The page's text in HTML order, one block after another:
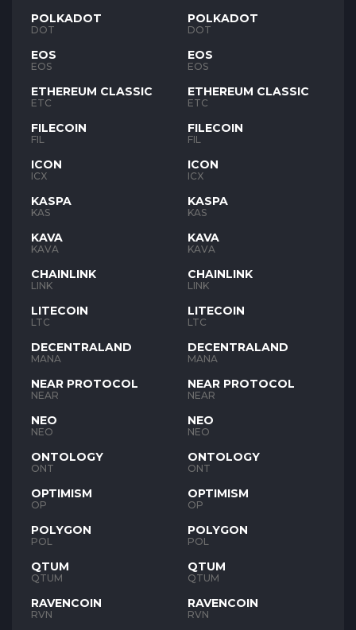
POLKADOT
DOT
EOS
EOS
ETHEREUM CLASSIC
ETC
FILECOIN
FIL
ICON
ICX
KASPA
KAS
KAVA
KAVA
CHAINLINK
LINK
LITECOIN
LTC
DECENTRALAND
MANA
NEAR PROTOCOL
NEAR
NEO
NEO
ONTOLOGY
ONT
OPTIMISM
OP
POLYGON
POL
QTUM
QTUM
RAVENCOIN
RVN
POLKADOT
DOT
EOS
EOS
ETHEREUM CLASSIC
ETC
FILECOIN
FIL
ICON
ICX
KASPA
KAS
KAVA
KAVA
CHAINLINK
LINK
LITECOIN
LTC
DECENTRALAND
MANA
NEAR PROTOCOL
NEAR
NEO
NEO
ONTOLOGY
ONT
OPTIMISM
OP
POLYGON
POL
QTUM
QTUM
RAVENCOIN
RVN